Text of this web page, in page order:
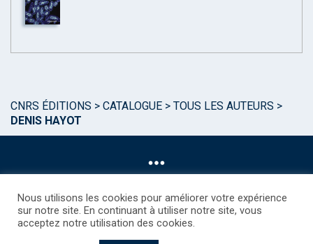
CNRS ÉDITIONS > CATALOGUE > TOUS LES AUTEURS >
DENIS HAYOT
©CNRS EDITIONS 2025
Nous utilisons les cookies pour améliorer votre expérience
sur notre site. En continuant à utiliser notre site, vous
acceptez notre utilisation des cookies.